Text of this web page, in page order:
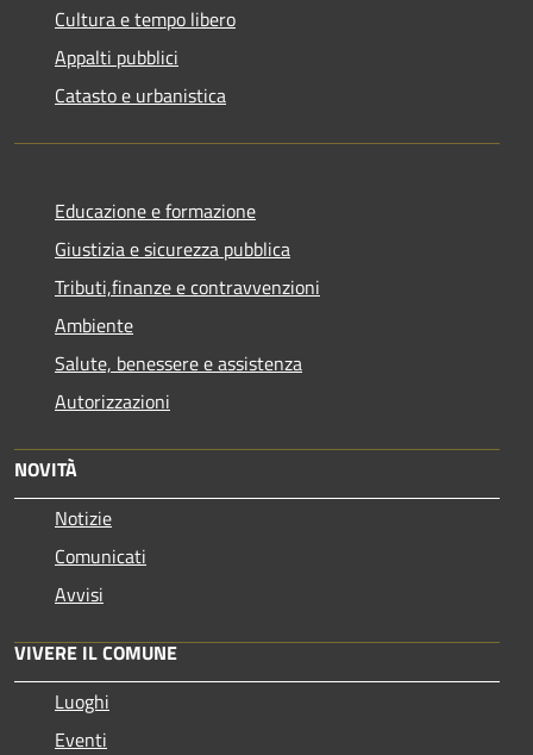
Cultura e tempo libero
Appalti pubblici
Catasto e urbanistica
Educazione e formazione
Giustizia e sicurezza pubblica
Tributi,finanze e contravvenzioni
Ambiente
Salute, benessere e assistenza
Autorizzazioni
NOVITÀ
Notizie
Comunicati
Avvisi
VIVERE IL COMUNE
Luoghi
Eventi